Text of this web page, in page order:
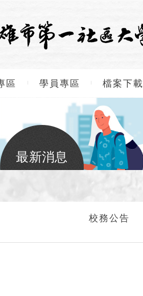
區 學員專區 檔案下載
最新消息
校務公告